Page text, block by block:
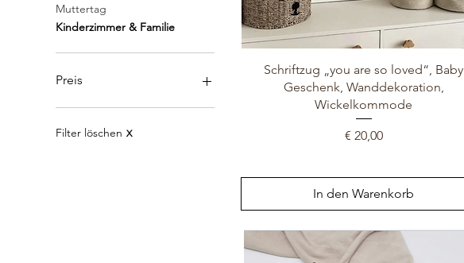
Muttertag
Kinderzimmer & Familie
Preis
1 €
Filter löschen X
Schriftzug „you are so loved“, Baby
Geschenk, Wanddekoration,
Wickelkommode
Preis
€ 20,00
In den Warenkorb